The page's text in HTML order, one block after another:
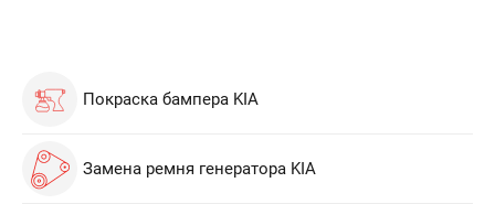
Покраска бампера KIA
Замена ремня генератора KIA